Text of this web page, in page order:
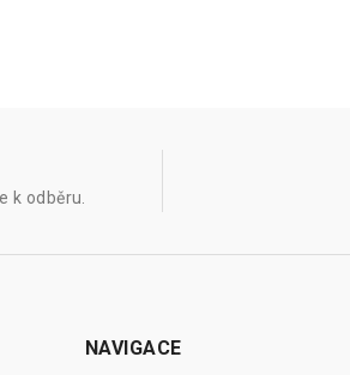
k odběru.
NAVIGACE